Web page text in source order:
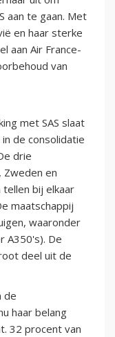
aan te gaan. Met
en haar sterke
aan Air France-
van
met SAS slaat
de consolidatie
drie
Zweden en
bij elkaar
maatschappij
waaronder
A350's). De
deel uit de
de
haar belang
32 procent van